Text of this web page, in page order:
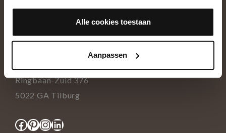
Alle cookies toestaan
Aanpassen
Ringbaan-Zuid 376
5022 GA Tilburg
Facebook
Pinterest
Instagram
LinkedIn